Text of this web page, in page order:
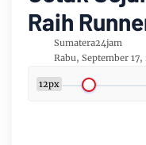
Raih
Sumatera24jam
Rabu, September 17,
12px